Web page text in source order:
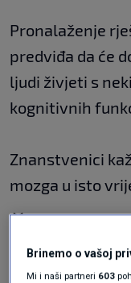
Pronalaženje
predviđa da će
ljudi živjeti s
kognitivnih
Znanstvenici
mozga u isto
Što
mozga?
Brinemo o vašoj
Mi i naši partneri 603